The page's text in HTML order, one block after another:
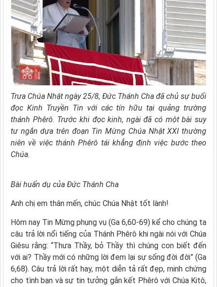
Trưa Chúa Nhật ngày 25/8, Đức Thánh Cha đã chủ sự buổi
đọc Kinh Truyền Tin với các tín hữu tại quảng trường
thánh Phêrô. Trước khi đọc kinh, ngài đã có một bài suy
tư ngắn dựa trên đoạn Tin Mừng Chúa Nhật XXI thường
niên về việc thánh Phêrô tái khẳng định việc bước theo
Chúa.
Bài huấn dụ của Đức Thánh Cha
Anh chị em thân mến, chúc Chúa Nhật tốt lành!
Hôm nay Tin Mừng phụng vụ (Ga 6,60-69) kể cho chúng ta
câu trả lời nổi tiếng của Thánh Phêrô khi ngài nói với Chúa
Giêsu rằng: “Thưa Thầy, bỏ Thầy thì chúng con biết đến
với ai? Thầy mới có những lời đem lại sự sống đời đời” (Ga
6,68). Câu trả lời rất hay, một diễn tả rất đẹp, minh chứng
cho tình bạn và sự tin tưởng gắn kết Phêrô với Chúa Kitô,